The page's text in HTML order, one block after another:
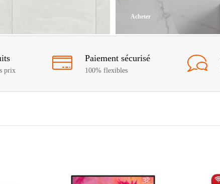
Acheter
prix
Paiement sécurisé
100% flexibles